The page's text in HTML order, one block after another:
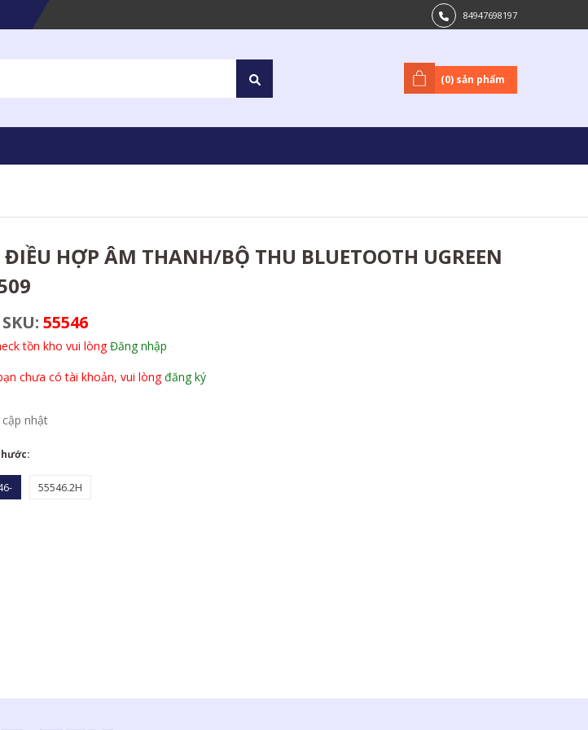
84947698197
(0) sản phẩm
ĐIỀU HỢP ÂM THANH/BỘ THU BLUETOOTH UGREEN
55546
tồn kho vui lòngĐăng nhập
chưa có tài khoản, vui lòngđăng ký
nhật
55546.2H